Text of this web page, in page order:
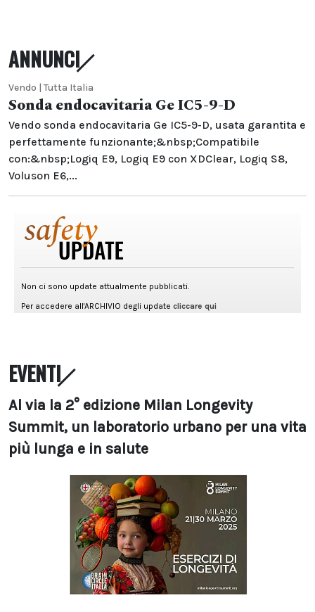
ANNUNCI
Vendo | Tutta Italia
Sonda endocavitaria Ge IC5-9-D
Vendo sonda endocavitaria Ge IC5-9-D, usata garantita e
perfettamente funzionante;&nbsp;Compatibile
con:&nbsp;Logiq E9, Logiq E9 con XDClear, Logiq S8,
Voluson E6,...
EVENTI
Al via la 2° edizione Milan Longevity
Summit, un laboratorio urbano per una vita
più lunga e in salute